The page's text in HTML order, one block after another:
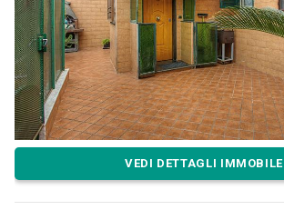
VEDI DETTAGLI IMMOBILE